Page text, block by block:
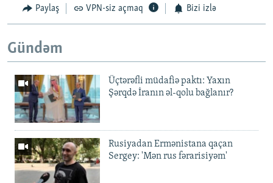
Paylaş VPN-siz açmaq Bizi izlə
Gündəm
Üçtərəfli müdafiə paktı: Yaxın
Şərqdə İranın əl-qolu bağlanır?
Rusiyadan Ermənistana qaçan
Sergey: 'Mən rus fərarisiyəm'